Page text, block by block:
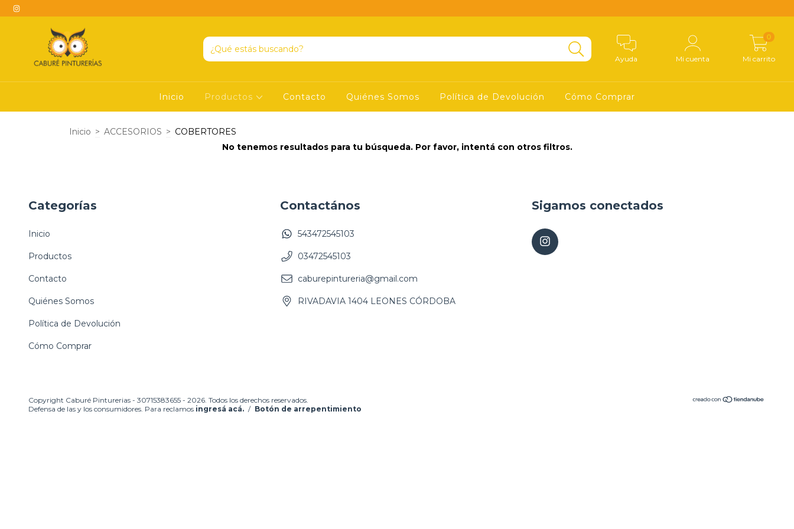
Ayuda Mi cuenta Mi carrito
0
Inicio Productos Contacto Quiénes Somos Política de Devolución Cómo Comprar
Inicio > ACCESORIOS > COBERTORES
No tenemos resultados para tu búsqueda. Por favor, intentá con otros filtros.
Categorías
Inicio
Productos
Contacto
Quiénes Somos
Política de Devolución
Cómo Comprar
Contactános
543472545103
03472545103
caburepintureria@gmail.com
RIVADAVIA 1404 LEONES CÓRDOBA
Sigamos conectados
Copyright Caburé Pinturerias - 30715383655 - 2026. Todos los derechos reservados.
Defensa de las y los consumidores. Para reclamos ingresá acá. / Botón de arrepentimiento